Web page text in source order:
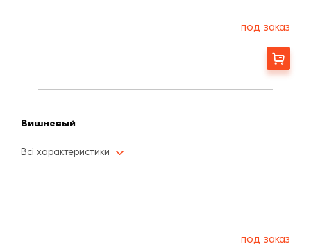
под заказ
Заказать
Вишневый
Всі характеристики
под заказ